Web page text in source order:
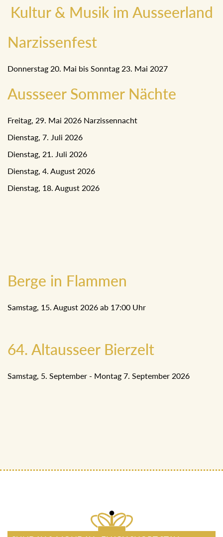
Kultur & Musik im Ausseerland
Narzissenfest
Donnerstag 20. Mai bis Sonntag 23. Mai 2027
Aussseer Sommer Nächte
Freitag, 29. Mai 2026 Narzissennacht
Dienstag, 7. Juli 2026
Dienstag, 21. Juli 2026
Dienstag, 4. August 2026
Dienstag, 18. August 2026
Berge in Flammen
Samstag, 15. August 2026 ab 17:00 Uhr
64. Altausseer Bierzelt
Samstag, 5. September - Montag 7. September 2026